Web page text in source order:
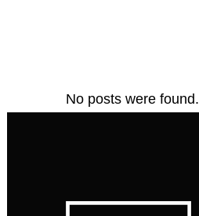
No posts were found.